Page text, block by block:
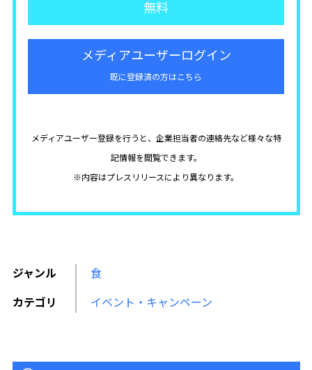
無料
メディアユーザーログイン
既に登録済の方はこちら
メディアユーザー登録を行うと、企業担当者の連絡先など様々な特
記情報を閲覧できます。
※内容はプレスリリースにより異なります。
ジャンル 食
カテゴリ イベント・キャンペーン